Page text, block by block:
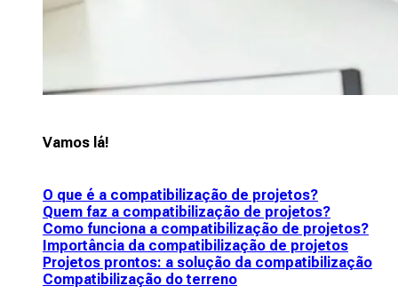
Vamos lá!
O que é a compatibilização de projetos?
Quem faz a compatibilização de projetos?
Como funciona a compatibilização de projetos?
Importância da compatibilização de projetos
Projetos prontos: a solução da compatibilização
Compatibilização do terreno